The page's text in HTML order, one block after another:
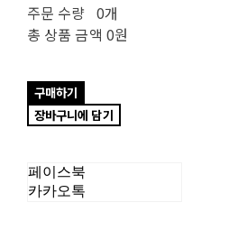
주문 수량 0개
총 상품 금액 0원
구매하기
장바구니에 담기
페이스북
카카오톡